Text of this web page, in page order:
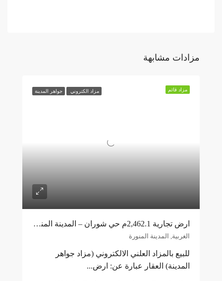
مزادات مشابهة
مزاد قائم مزاد الكتروني جواهر المدينة
ارض تجارية 2,462.1م حي شوران – المدينة المنورة
الغربية, المدينة المنورة
للبيع بالمزاد العلني الالكتروني (مزاد جواهر
المدينة) العقار عبارة عن: ارض...